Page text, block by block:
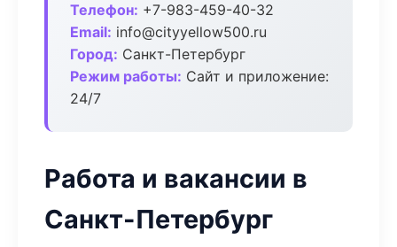
Телефон: +7-983-459-40-32
Email: info@cityyellow500.ru
Город: Санкт-Петербург
Режим работы: Сайт и приложение:
24/7
Работа и вакансии в
Санкт-Петербург